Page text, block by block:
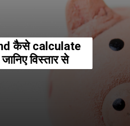
कैसे calculate
जानिए विस्तार से